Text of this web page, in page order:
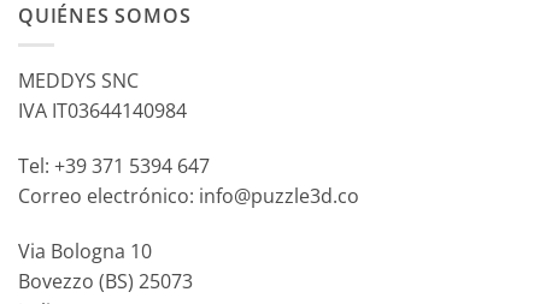
QUIÉNES SOMOS
MEDDYS SNC
IVA IT03644140984
Tel: +39 371 5394 647
Correo electrónico: info@puzzle3d.co
Via Bologna 10
Bovezzo (BS) 25073